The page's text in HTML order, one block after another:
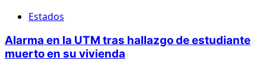
Estados
Alarma en la UTM tras hallazgo de estudiante
muerto en su vivienda